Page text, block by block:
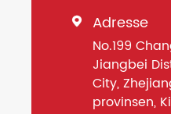
 Adresse
No.199
Jiangbei
City,
provinsen,